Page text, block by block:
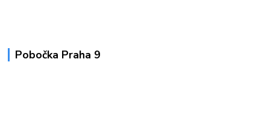
Pobočka Praha 9